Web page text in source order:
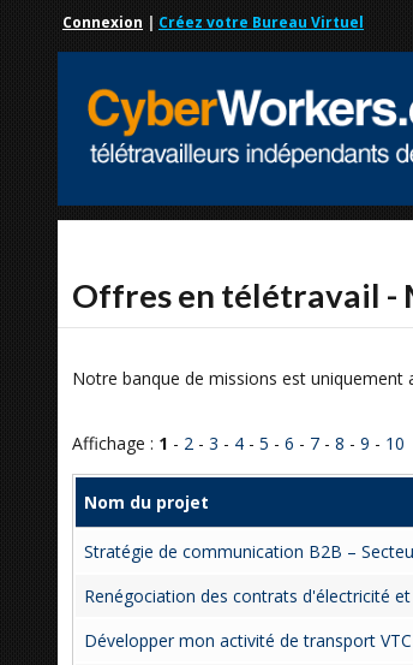
Connexion | Créez votre Bureau Virtuel
Offres en télétravail -
Notre banque de missions est
Affichage : 1 - 2 - 3 - 4 - 5 - 6 - 7 - 8 - 9 - 10
Nom du projet
Stratégie de communication B2B –
Renégociation des contrats d'électricité
Développer mon activité de transport VTC